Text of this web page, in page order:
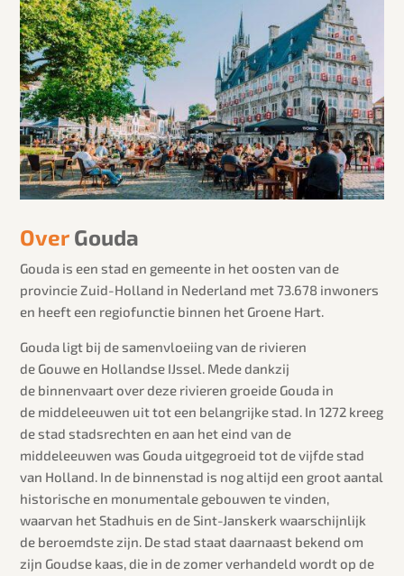
Over Gouda
Gouda is een stad en gemeente in het oosten van de
provincie Zuid-Holland in Nederland met 73.678 inwoners
en heeft een regiofunctie binnen het Groene Hart.
Gouda ligt bij de samenvloeiing van de rivieren
de Gouwe en Hollandse IJssel. Mede dankzij
de binnenvaart over deze rivieren groeide Gouda in
de middeleeuwen uit tot een belangrijke stad. In 1272 kreeg
de stad stadsrechten en aan het eind van de
middeleeuwen was Gouda uitgegroeid tot de vijfde stad
van Holland. In de binnenstad is nog altijd een groot aantal
historische en monumentale gebouwen te vinden,
waarvan het Stadhuis en de Sint-Janskerk waarschijnlijk
de beroemdste zijn. De stad staat daarnaast bekend om
zijn Goudse kaas, die in de zomer verhandeld wordt op de